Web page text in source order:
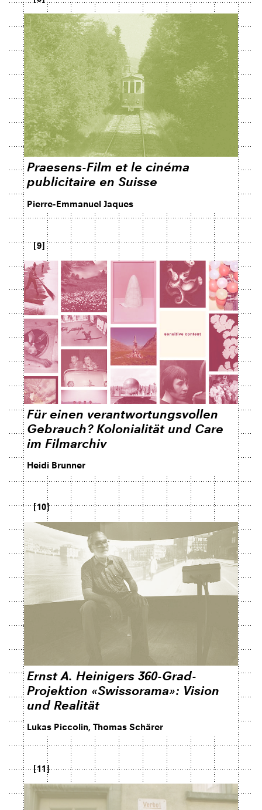
Praesens-Film et le cinéma
publicitaire en Suisse
Pierre-Emmanuel Jaques
[9]
Für einen verantwortungsvollen
Gebrauch? Kolonialität und Care
im Filmarchiv
Heidi Brunner
[10]
Ernst A. Heinigers 360-Grad-
Projektion «Swissorama»: Vision
und Realität
Lukas Piccolin, Thomas Schärer
[11]